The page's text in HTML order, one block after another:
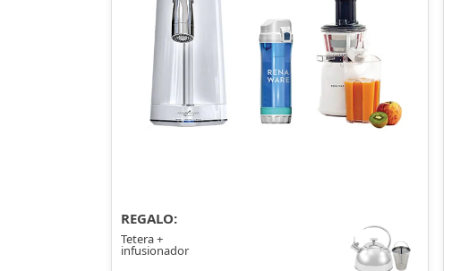
REGALO:
Tetera +
infusionador